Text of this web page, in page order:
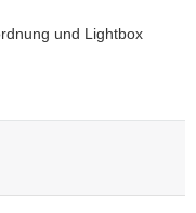
und Lightbox